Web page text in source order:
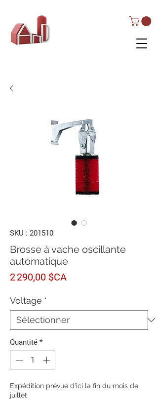
SKU : 201510
Brosse à vache oscillante
automatique
2 290,00 $CAPrix
Voltage *
Quantité *
Expédition prévue d'ici la fin du mois de
juillet